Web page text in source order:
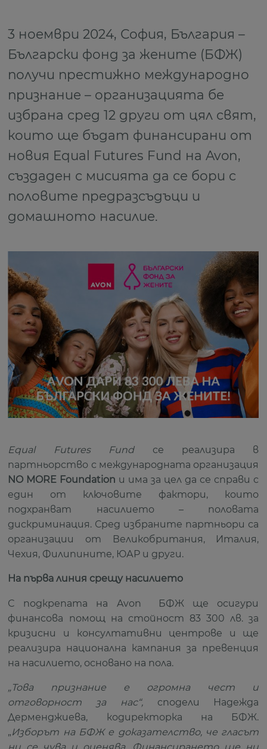
3 ноември 2024, София, България –
Български фонд за жените (БФЖ)
получи престижно международно
признание – организацията бе
избрана сред 12 други от цял свят,
които ще бъдат финансирани от
новия Equal Futures Fund на Avon,
създаден с мисията да се бори с
половите предразсъдъци и
домашното насилие.
Equal Futures Fundсе реализира в
партньорство с международната организация
NO MORE Foundation и има за цел да се справи с
един от ключовите фактори, които
подхранват насилието – половата
дискриминация. Сред избраните партньори са
организации от Великобритания, Италия,
Чехия, Филипините, ЮАР и други.
На първа линия срещу насилието
С подкрепата на Avon
БФЖ ще осигури
финансова помощ на стойност 83 300 лв. за
кризисни и консултативни центрове и ще
реализира национална кампания за превенция
на насилието, основано на пола.
„Това признание е огромна чест и
отговорност за нас“, сподели Надежда
Дерменджиева, кодиректорка на БФЖ.
„Изборът на БФЖ е доказателство, че гласът